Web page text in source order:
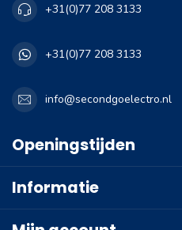
+31(0)77 208 3133
+31(0)77 208 3133
info@secondgoelectro.nl
Openingstijden
Informatie